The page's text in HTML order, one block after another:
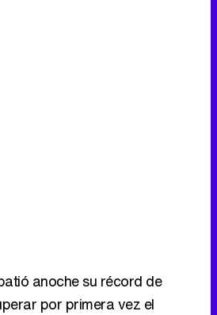
anoche su récord de
por primera vez el